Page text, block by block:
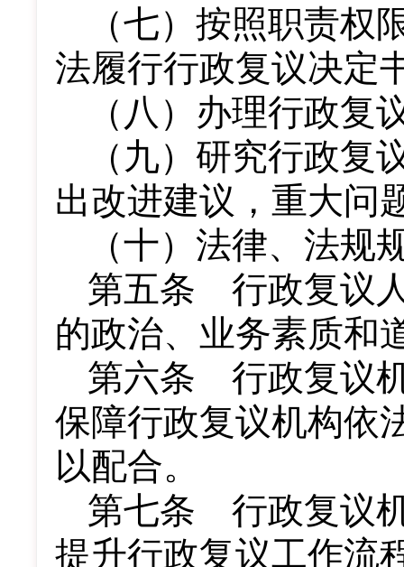
（七）按照职责权
法履行行政复议决定
（八）办理行政复
（九）研究行政复
出改进建议，重大问
（十）法律、法规
第五条 行政复议
的政治、业务素质和
第六条 行政复议
保障行政复议机构依
以配合。
第七条 行政复议
提升行政复议工作流